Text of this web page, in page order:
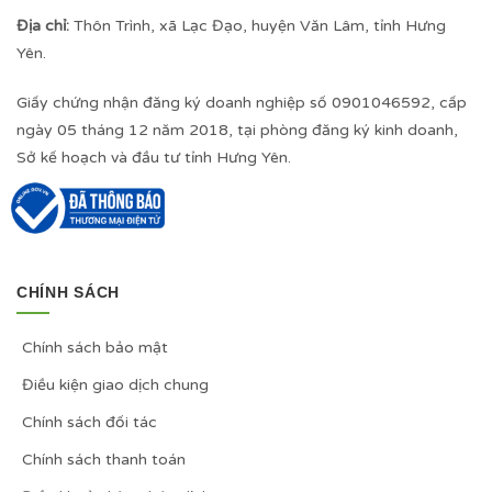
Địa chỉ: Thôn Trình, xã Lạc Đạo, huyện Văn Lâm, tỉnh Hưng
Yên.
Giấy chứng nhận đăng ký doanh nghiệp số 0901046592, cấp
ngày 05 tháng 12 năm 2018, tại phòng đăng ký kinh doanh,
Sở kế hoạch và đầu tư tỉnh Hưng Yên.
CHÍNH SÁCH
Chính sách bảo mật
Điều kiện giao dịch chung
Chính sách đối tác
Chính sách thanh toán